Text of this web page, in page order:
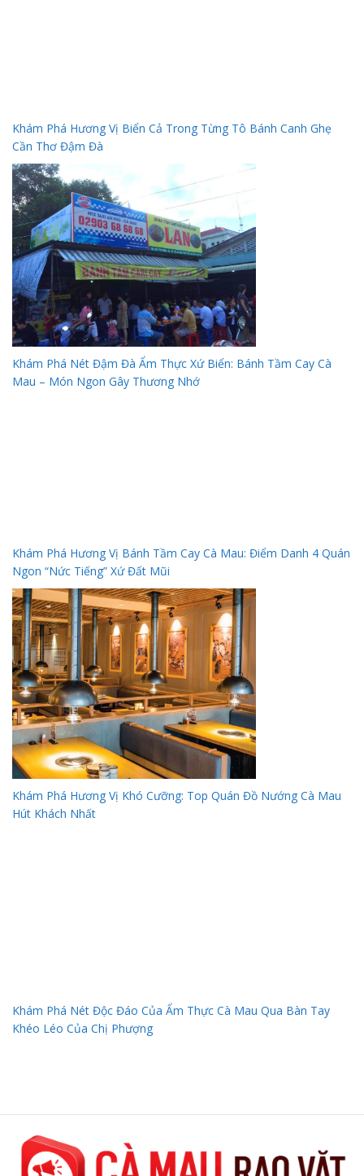
Khám Phá Hương Vị Biển Cả Trong Từng Tô Bánh Canh Ghẹ
Cần Thơ Đậm Đà
Khám Phá Nét Đậm Đà Ẩm Thực Xứ Biển: Bánh Tầm Cay Cà
Mau – Món Ngon Gây Thương Nhớ
Khám Phá Hương Vị Bánh Tầm Cay Cà Mau: Điểm Danh 4 Quán
Ngon “Nức Tiếng” Xứ Đất Mũi
Khám Phá Hương Vị Khó Cưỡng: Top Quán Đồ Nướng Cà Mau
Hút Khách Nhất
Khám Phá Nét Độc Đáo Của Ẩm Thực Cà Mau Qua Bàn Tay
Khéo Léo Của Chị Phượng